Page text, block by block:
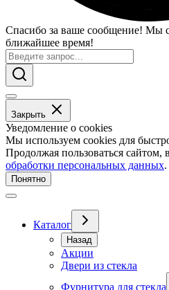
Спасибо за ваше сообщение! Мы
ближайшее время!
Закрыть
Уведомление о cookies
Мы используем cookies для
Продолжая пользоваться сайтом,
обработки персональных данных.
Понятно
Каталог
Назад
Акции
Двери из стекла
Фурнитура для стекла